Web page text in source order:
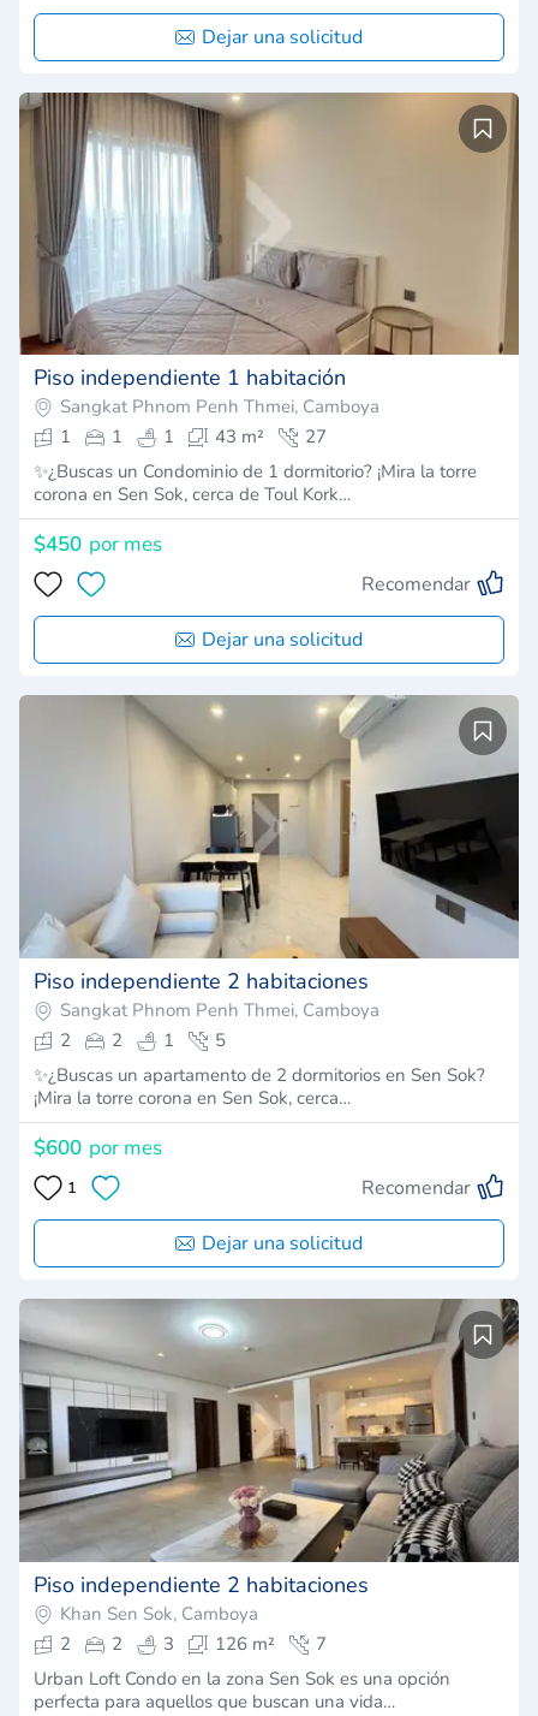
Dejar una solicitud
Piso independiente 1 habitación
Sangkat Phnom Penh Thmei, Camboya
1
1 1 43 m²
27
✨¿Buscas un Condominio de 1 dormitorio? ¡Mira la torre
corona en Sen Sok, cerca de Toul Kork…
$450 por mes
Recomendar
Dejar una solicitud
Piso independiente 2 habitaciones
Sangkat Phnom Penh Thmei, Camboya
2
2 1
5
✨¿Buscas un apartamento de 2 dormitorios en Sen Sok?
¡Mira la torre corona en Sen Sok, cerca…
$600 por mes
1 Recomendar
Dejar una solicitud
Piso independiente 2 habitaciones
Khan Sen Sok, Camboya
2
2 3 126 m²
7
Urban Loft Condo en la zona Sen Sok es una opción
perfecta para aquellos que buscan una vida…